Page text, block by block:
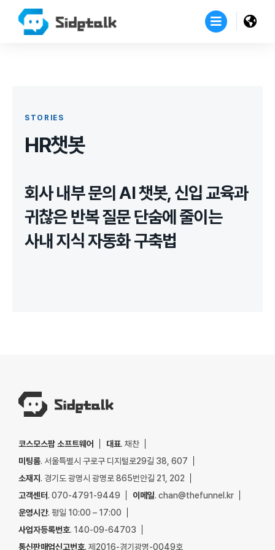
STORIES
HR챗봇
회사 내부 문의 AI 챗봇, 신입 교육과
귀찮은 반복 질문 단숨에 줄이는
사내 지식 자동화 구축법
코스모스팜 소프트웨어 대표. 채찬
미팅룸. 서울특별시 구로구 디지털로29길 38, 607
소재지. 경기도 광명시 광명로 865번안길 21, 202
고객센터. 070-4791-9449 이메일. chan@thefunnel.kr
운영시간. 평일 10:00 – 17:00
사업자등록번호. 140-09-64703
통신판매업신고번호. 제2016-경기광명-0049호